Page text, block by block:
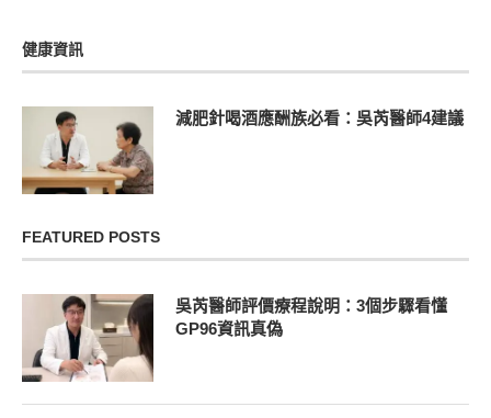
健康資訊
減肥針喝酒應酬族必看：吳芮醫師4建議
FEATURED POSTS
吳芮醫師評價療程說明：3個步驟看懂
GP96資訊真偽